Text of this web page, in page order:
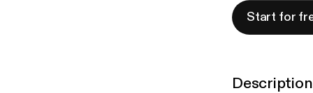
Start for
Description